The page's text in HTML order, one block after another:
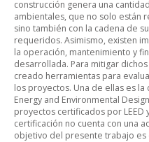
construcción genera una
ambientales, que no solo están
sino también con la cadena de
requeridos. Asimismo, existen
la operación, mantenimiento y
desarrollada. Para mitigar
creado herramientas para
los proyectos. Una de ellas es la
Energy and Environmental
proyectos certificados por LEED
certificación no cuenta con una
objetivo del presente trabajo es